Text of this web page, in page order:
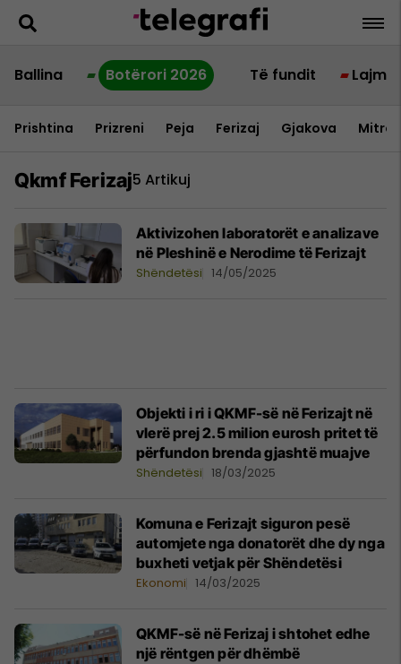
Ballina Botërori 2026 Të fundit Lajme
Prishtina Prizreni Peja Ferizaj Gjakova
Qkmf Ferizaj5 Artikuj
Aktivizohen laboratorët e analizave
në Pleshinë e Nerodime të Ferizajt
Shëndetësi 14/05/2025
Objekti i ri i QKMF-së në Ferizajt në
vlerë prej 2.5 milion eurosh pritet të
përfundon brenda gjashtë muajve
Shëndetësi 18/03/2025
Komuna e Ferizajt siguron pesë
automjete nga donatorët dhe dy nga
buxheti vetjak për Shëndetësi
Ekonomi 14/03/2025
QKMF-së në Ferizaj i shtohet edhe
një rëntgen për dhëmbë